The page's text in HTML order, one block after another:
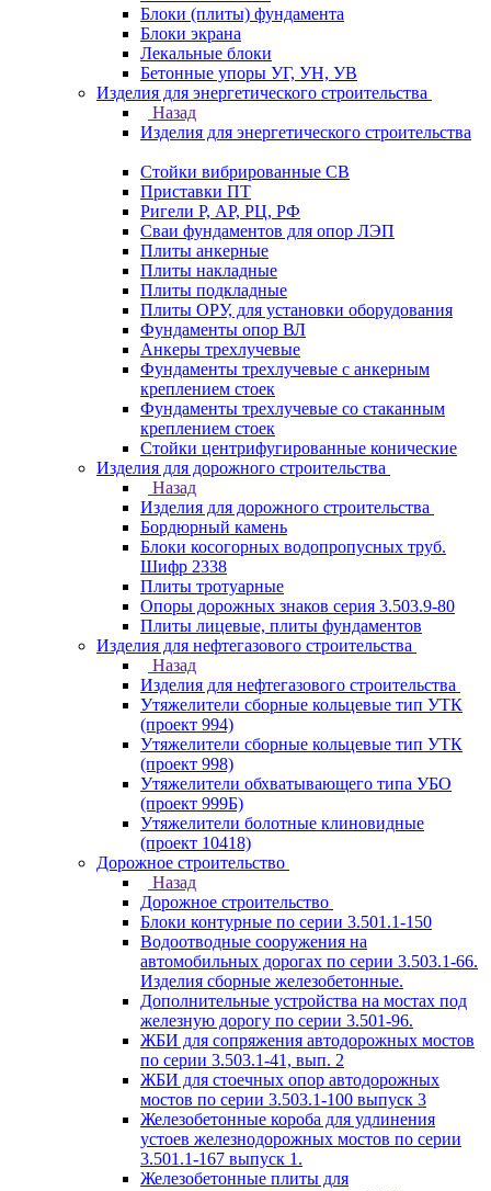
Блоки (плиты) фундамента
Блоки экрана
Лекальные блоки
Бетонные упоры УГ, УН, УВ
Изделия для энергетического строительства
Назад
Изделия для энергетического строительства
Стойки вибрированные СВ
Приставки ПТ
Ригели Р, АР, РЦ, РФ
Сваи фундаментов для опор ЛЭП
Плиты анкерные
Плиты накладные
Плиты подкладные
Плиты ОРУ, для установки оборудования
Фундаменты опор ВЛ
Анкеры трехлучевые
Фундаменты трехлучевые с анкерным
креплением стоек
Фундаменты трехлучевые со стаканным
креплением стоек
Стойки центрифугированные конические
Изделия для дорожного строительства
Назад
Изделия для дорожного строительства
Бордюрный камень
Блоки косогорных водопропусных труб.
Шифр 2338
Плиты тротуарные
Опоры дорожных знаков серия 3.503.9-80
Плиты лицевые, плиты фундаментов
Изделия для нефтегазового строительства
Назад
Изделия для нефтегазового строительства
Утяжелители сборные кольцевые тип УТК
(проект 994)
Утяжелители сборные кольцевые тип УТК
(проект 998)
Утяжелители обхватывающего типа УБО
(проект 999Б)
Утяжелители болотные клиновидные
(проект 10418)
Дорожное строительство
Назад
Дорожное строительство
Блоки контурные по серии 3.501.1-150
Водоотводные сооружения на
автомобильных дорогах по серии 3.503.1-66.
Изделия сборные железобетонные.
Дополнительные устройства на мостах под
железную дорогу по серии 3.501-96.
ЖБИ для сопряжения автодорожных мостов
по серии 3.503.1-41, вып. 2
ЖБИ для стоечных опор автодорожных
мостов по серии 3.503.1-100 выпуск 3
Железобетонные короба для удлинения
устоев железнодорожных мостов по серии
3.501.1-167 выпуск 1.
Железобетонные плиты для